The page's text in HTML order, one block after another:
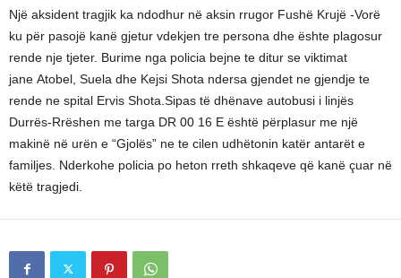
Një aksident tragjik ka ndodhur në aksin rrugor Fushë Krujë -Vorë
ku për pasojë kanë gjetur vdekjen tre persona dhe ështe plagosur
rende nje tjeter. Burime nga policia bejne te ditur se viktimat
jane Atobel, Suela dhe Kejsi Shota ndersa gjendet ne gjendje te
rende ne spital Ervis Shota.Sipas të dhënave autobusi i linjës
Durrës-Rrëshen me targa DR 00 16 E është përplasur me një
makinë në urën e “Gjolës” ne te cilen udhëtonin katër antarët e
familjes. Nderkohe policia po heton rreth shkaqeve që kanë çuar në
këtë tragjedi.